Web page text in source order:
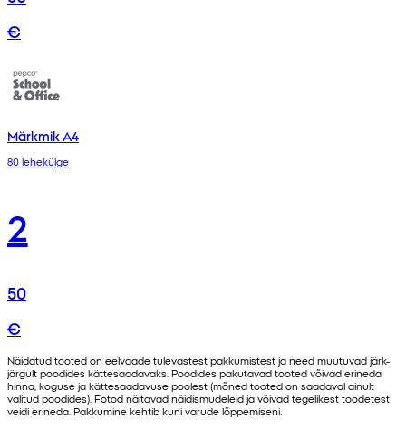
€
Märkmik A4
80 lehekülge
2
50
€
Näidatud tooted on eelvaade tulevastest pakkumistest ja need muutuvad järk-
järgult poodides kättesaadavaks. Poodides pakutavad tooted võivad erineda
hinna, koguse ja kättesaadavuse poolest (mõned tooted on saadaval ainult
valitud poodides). Fotod näitavad näidismudeleid ja võivad tegelikest toodetest
veidi erineda. Pakkumine kehtib kuni varude lõppemiseni.